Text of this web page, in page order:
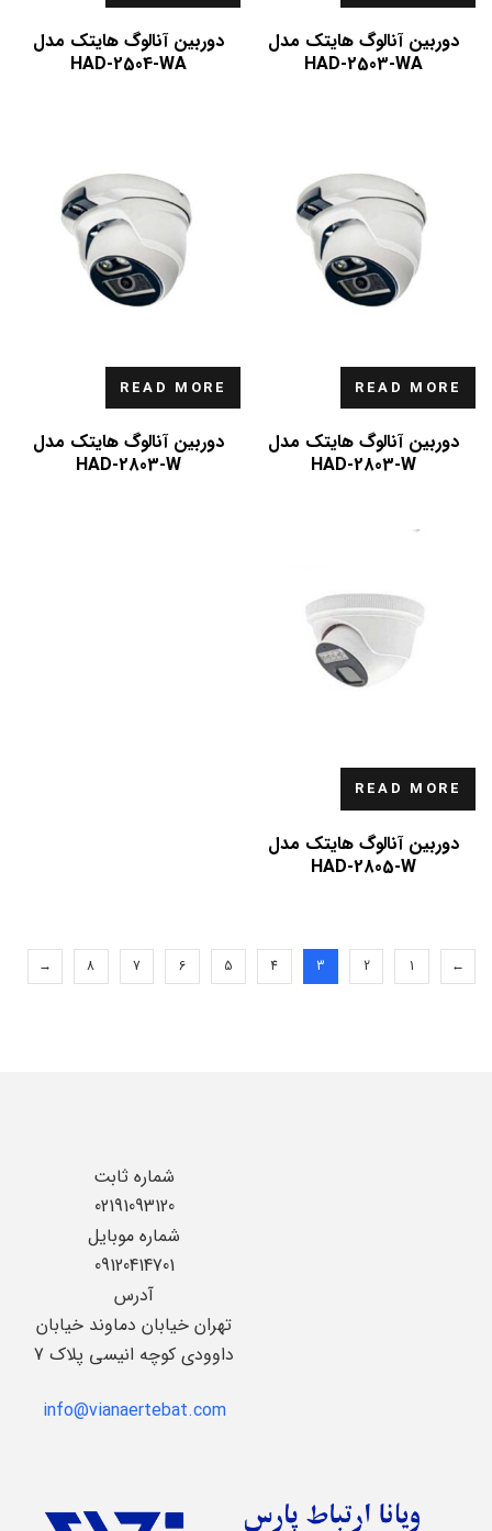
دوربین آنالوگ هایتک مدل
HAD-2503-WA
دوربین آنالوگ هایتک مدل
HAD-2504-WA
READ MORE
دوربین آنالوگ هایتک مدل
HAD-2803-W
READ MORE
دوربین آنالوگ هایتک مدل
HAD-2803-W
READ MORE
دوربین آنالوگ هایتک مدل
HAD-2805-W
←
1
2
3
4
5
6
7
8
→
شماره ثابت
02191093120
شماره موبایل
09120414701
آدرس
تهران خیابان دماوند خیابان
داوودی کوچه انیسی پلاک 7
info@vianaertebat.com